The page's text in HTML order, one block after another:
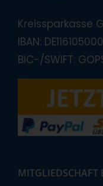
Kreissparkasse
IBAN:
BIC-/SWIFT:
MITGLIEDSCHAFT